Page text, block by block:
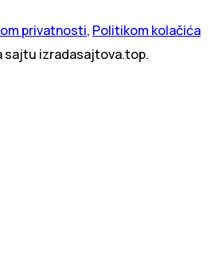
privatnosti, Politikom kolačića
sajtu izradasajtova.top.